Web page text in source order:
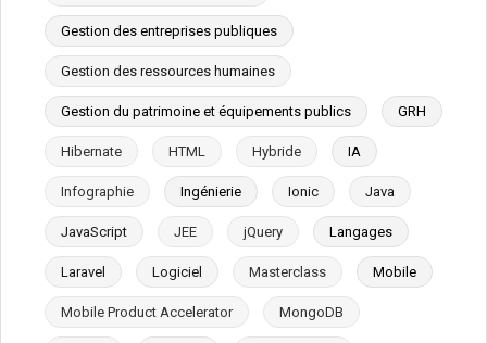
Gestion des entreprises publiques
Gestion des ressources humaines
Gestion du patrimoine et équipements publics GRH
Hibernate HTML Hybride IA
Infographie Ingénierie Ionic Java
JavaScript JEE jQuery Langages
Laravel Logiciel Masterclass Mobile
Mobile Product Accelerator MongoDB